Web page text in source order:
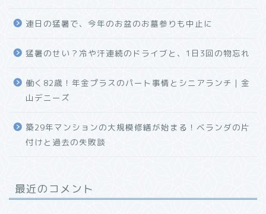
連日の猛暑で、今年のお盆のお墓参りも中止に
猛暑のせい？冷や汗連続のドライブと、1日3回の物忘れ
働く82歳！年金プラスのパート事情とシニアランチ｜金
山デニーズ
築29年マンションの大規模修繕が始まる！ベランダの片
付けと過去の失敗談
最近のコメント